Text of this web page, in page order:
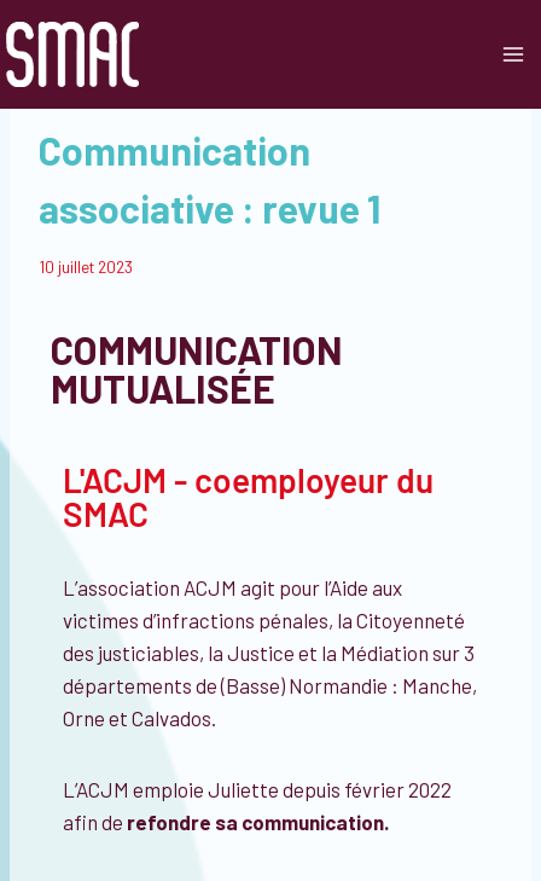
ACTUALITÉS
Communication
associative : revue 1
Par
10 juillet 2023
COMMUNICATION
MUTUALISÉE
L'ACJM - coemployeur du
SMAC
L’association ACJM agit pour l’Aide aux
victimes d’infractions pénales, la Citoyenneté
des justiciables, la Justice et la Médiation sur 3
départements de (Basse) Normandie : Manche,
Orne et Calvados.
L’ACJM emploie Juliette depuis février 2022
afin de refondre sa communication.